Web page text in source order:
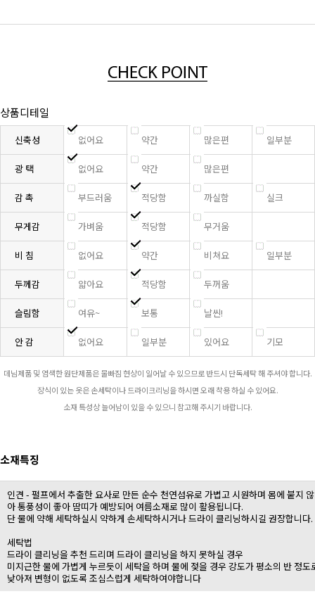
상품디테일
신축성 없어요 약간 많은편 일부분
광 택 없어요 약간 많은편
감 촉 부드러움 적당함 까실함 실크
무게감 가벼움 적당함 무거움
비 침 없어요 약간 비쳐요 일부분
두께감 얇아요 적당함 두꺼움
슬림함 여유~ 보통 날씬!
안 감 없어요 일부분 있어요 기모
데님제품 및 염색한 원단제품은 물빠짐 현상이 일어날 수 있으므로 반드시 단독세탁 해 주셔야 합니다.
장식이 있는 옷은 손세탁이나 드라이크리닝을 하시면 오래 착용 하실 수 있어요.
소재 특성상 늘어남이 있을 수 있으니 참고해 주시기 바랍니다.
소재특징
인견 - 펄프에서 추출한 요사로 만든 순수 천연섬유로 가볍고 시원하며 몸에 붙지 않
아 통풍성이 좋아 땀띠가 예방되어 여름소재로 많이 활용됩니다.
단 물에 약해 세탁하실시 약하게 손세탁하시거나 드라이 클리닝하시길 권장합니다.
세탁법
드라이 클리닝을 추천 드리며 드라이 클리닝을 하지 못하실 경우
미지근한 물에 가볍게 누르듯이 세탁을 하며 물에 젖을 경우 강도가 평소의 반 정도
낮아져 변형이 없도록 조심스럽게 세탁하여야합니다